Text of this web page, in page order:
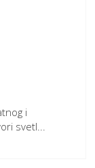
i
svetl...